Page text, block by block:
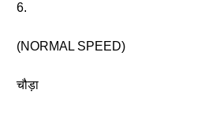
6.
(NORMAL SPEED)
चौड़ा